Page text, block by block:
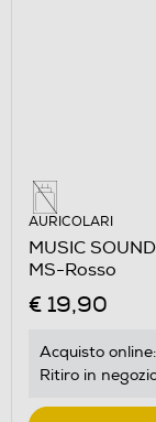
AURICOLARI
MUSIC
MS-Rosso
€ 19,90
Acquisto online:
Ritiro in